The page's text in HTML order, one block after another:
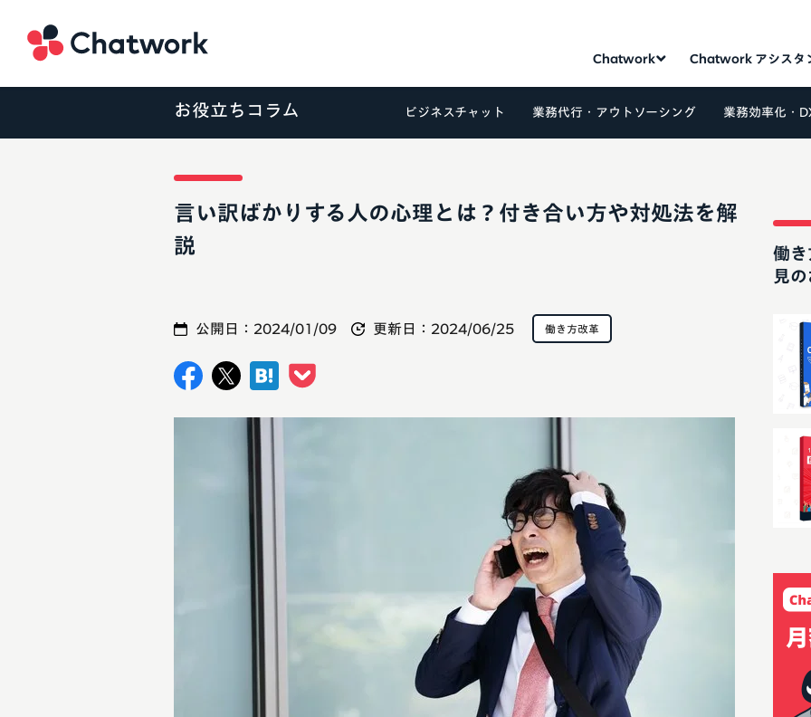
Chatwork Chatwork アシスタ
お役立ちコラム ビジネスチャット 業務代行・アウトソーシング 業務効率化・
言い訳ばかりする人の心理とは？付き合い方や対処法を解
説
公開日： 2024/01/09 更新日： 2024/06/25 働き方改革
働き
見